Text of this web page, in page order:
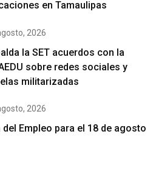
en Tamaulipas
2026
la SET acuerdos con la
sobre redes sociales y
militarizadas
2026
del Empleo para el 18 de agosto